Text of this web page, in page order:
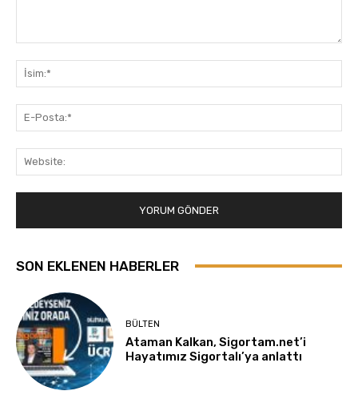
SON EKLENEN HABERLER
BÜLTEN
Ataman Kalkan, Sigortam.net’i
Hayatımız Sigortalı’ya anlattı